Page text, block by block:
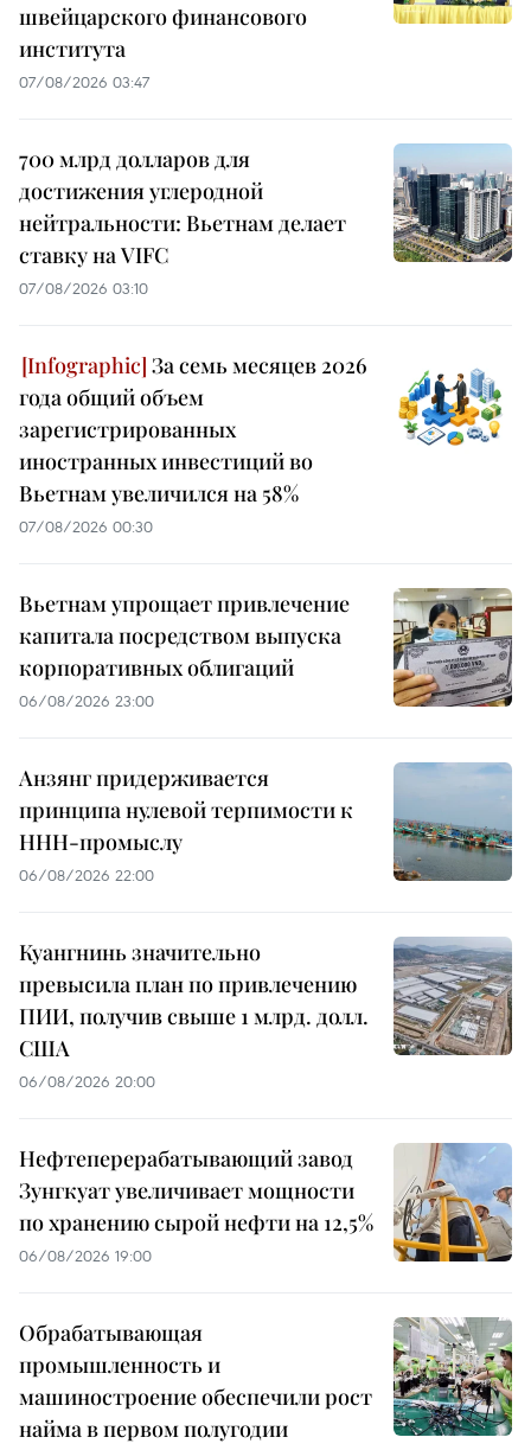
швейцарского финансового
института
07/08/2026 03:47
700 млрд долларов для
достижения углеродной
нейтральности: Вьетнам делает
ставку на VIFC
07/08/2026 03:10
За семь месяцев 2026
года общий объем
зарегистрированных
иностранных инвестиций во
Вьетнам увеличился на 58%
07/08/2026 00:30
Вьетнам упрощает привлечение
капитала посредством выпуска
корпоративных облигаций
06/08/2026 23:00
Анзянг придерживается
принципа нулевой терпимости к
ННН-промыслу
06/08/2026 22:00
Куангнинь значительно
превысила план по привлечению
ПИИ, получив свыше 1 млрд. долл.
США
06/08/2026 20:00
Нефтеперерабатывающий завод
Зунгкуат увеличивает мощности
по хранению сырой нефти на 12,5%
06/08/2026 19:00
Обрабатывающая
промышленность и
машиностроение обеспечили рост
найма в первом полугодии